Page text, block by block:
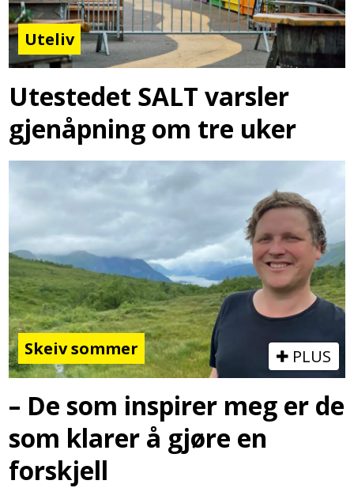
Uteliv
Utestedet SALT varsler
gjenåpning om tre uker
Skeiv sommer PLUS
– De som inspirer meg er de
som klarer å gjøre en
forskjell